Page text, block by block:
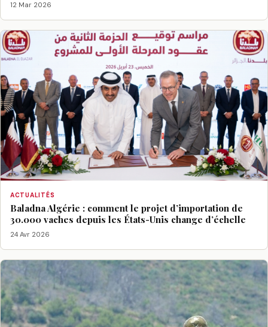
12 Mar 2026
ACTUALITÉS
Baladna Algérie : comment le projet d’importation de
30.000 vaches depuis les États-Unis change d’échelle
24 Avr 2026